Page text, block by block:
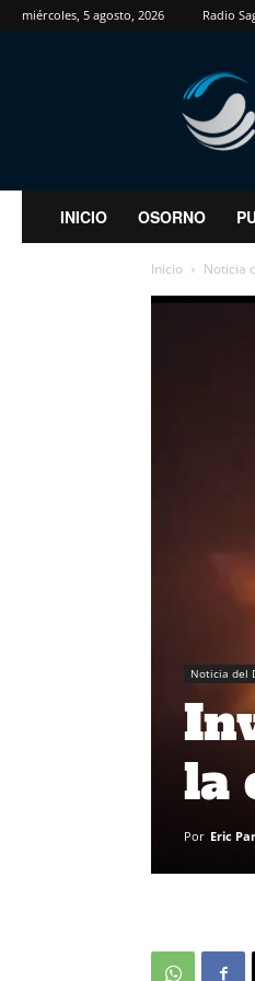
miércoles, 5 agosto, 2026 Radio
INICIO OSORNO
Inicio Noticia
Noticia del
la
Por Eric